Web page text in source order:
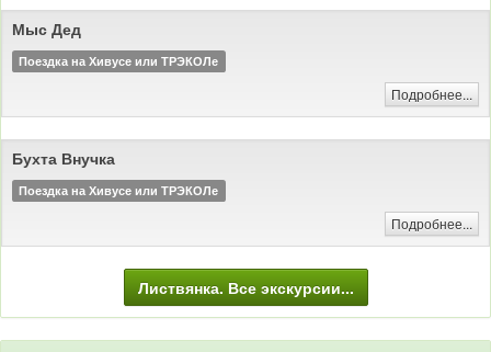
Мыс Дед
Поездка на Хивусе или ТРЭКОЛе
Подробнее...
Бухта Внучка
Поездка на Хивусе или ТРЭКОЛе
Подробнее...
Листвянка. Все экскурсии...